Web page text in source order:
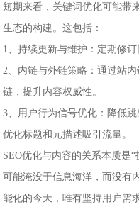
短期来看，关键词优化可能带
生态的构建。这包括：
1、持续更新与维护：定期修
2、内链与外链策略：通过站
链，提升内容权威性。
3、用户行为信号优化：降低
优化标题和元描述吸引流量。
SEO优化与内容的关系本质是
可能淹没于信息海洋，而没有
能化的今天，唯有坚持用户